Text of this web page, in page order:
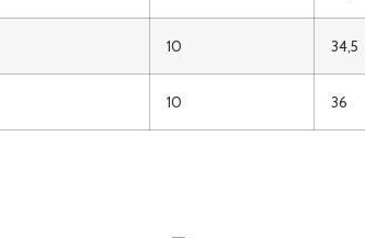
10 34,5
10 36